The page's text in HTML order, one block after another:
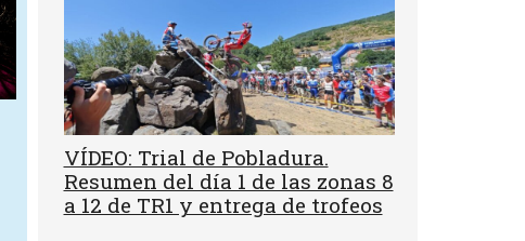
VÍDEO: Trial de Pobladura.
Resumen del día 1 de las zonas 8
a 12 de TR1 y entrega de trofeos